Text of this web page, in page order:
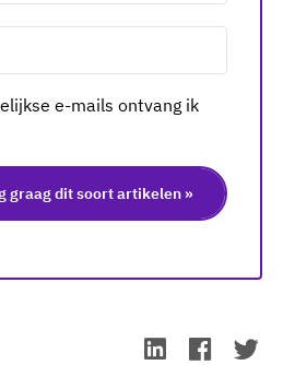
e-mails ontvang ik